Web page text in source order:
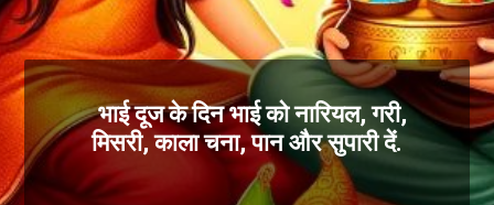
भाई दूज के दिन भाई को नारियल, गरी,
मिसरी, काला चना, पान और सुपारी दें.